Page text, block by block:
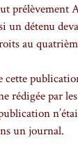
détenu
au
par les
un journal.